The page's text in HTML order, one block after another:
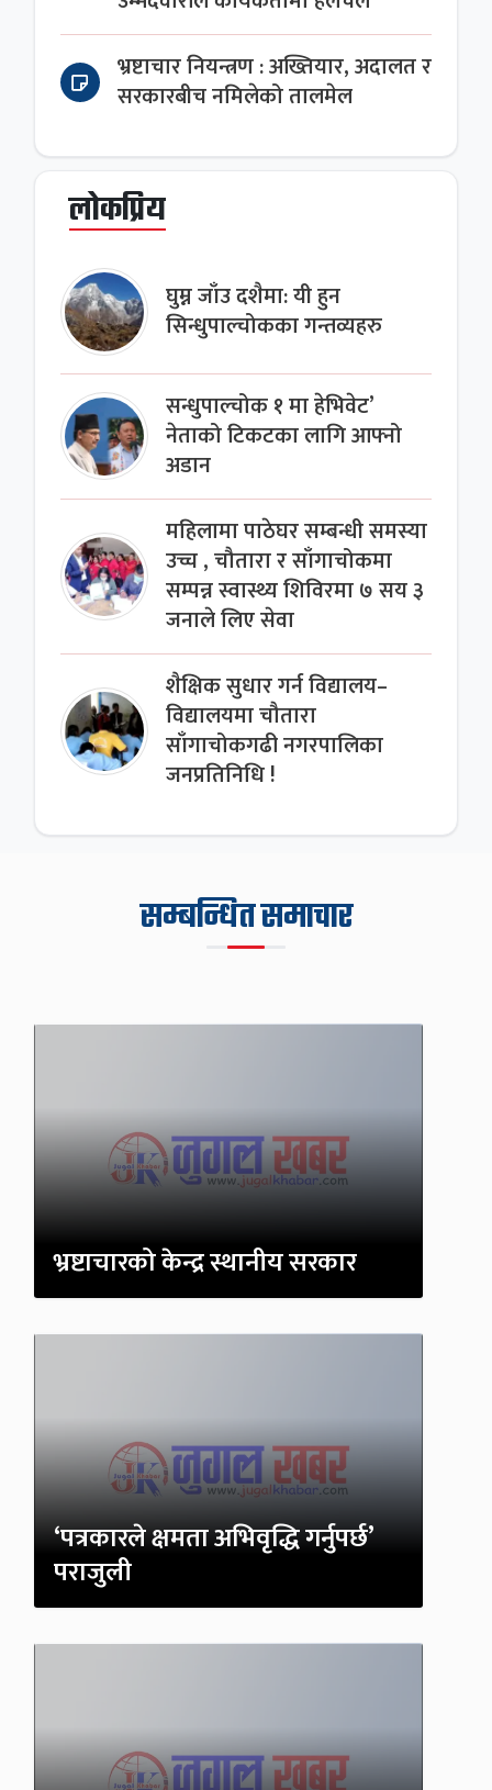
भ्रष्टाचार नियन्त्रण : अख्तियार, अदालत र
सरकारबीच नमिलेको तालमेल
लोकप्रिय
घुम्न जाँउ दशैमा: यी हुन
सिन्धुपाल्चोकका गन्तव्यहरु
सन्धुपाल्चोक १ मा हेभिवेट’
नेताको टिकटका लागि आफ्नो
अडान
महिलामा पाठेघर सम्बन्धी समस्या
उच्च , चौतारा र साँगाचोकमा
सम्पन्न स्वास्थ्य शिविरमा ७ सय ३
जनाले लिए सेवा
शैक्षिक सुधार गर्न विद्यालय–
विद्यालयमा चौतारा
साँगाचोकगढी नगरपालिका
जनप्रतिनिधि !
सम्बन्धित समाचार
भ्रष्टाचारको केन्द्र स्थानीय सरकार
‘पत्रकारले क्षमता अभिवृद्धि गर्नुपर्छ’
पराजुली